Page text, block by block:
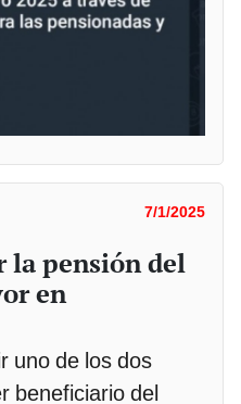
7/1/2025
la pensión del
en
uno de los dos
beneficiario del